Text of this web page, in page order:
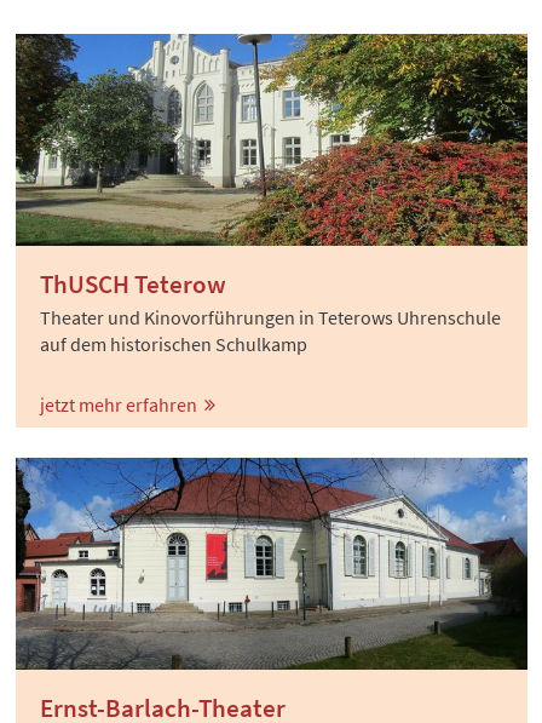
ThUSCH Teterow
Theater und Kinovorführungen in Teterows Uhrenschule
auf dem historischen Schulkamp
jetzt mehr erfahren
Ernst-Barlach-Theater